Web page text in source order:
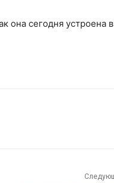
она сегодня устроена